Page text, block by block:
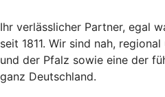
Ihr verlässlicher Partner, egal
seit 1811. Wir sind nah,
und der Pfalz sowie eine der
ganz Deutschland.